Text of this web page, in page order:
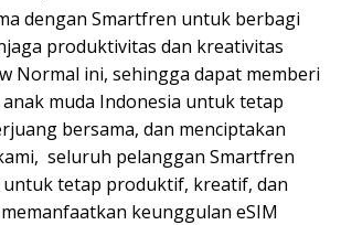
dengan Smartfren untuk berbagi
produktivitas dan kreativitas
Normal ini, sehingga dapat memberi
muda Indonesia untuk tetap
bersama, dan menciptakan
seluruh pelanggan Smartfren
tetap produktif, kreatif, dan
keunggulan eSIM